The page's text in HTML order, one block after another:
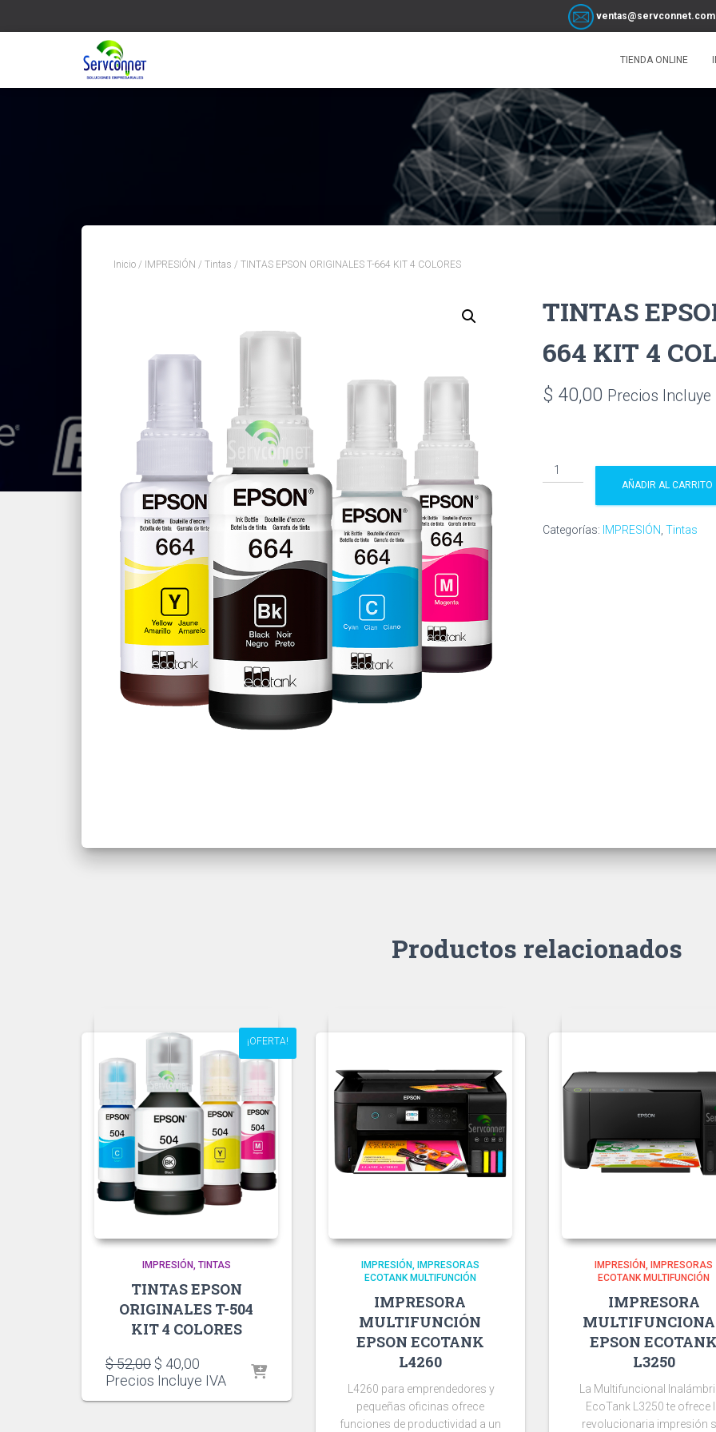
TIENDA ONLINE
Inicio / IMPRESIÓN / Tintas / TINTAS EPSON ORIGINALES T-664 KIT 4 COLORES
TINTAS
664 KIT 4
$ 40,00 Precios Incluye
TINTAS
EPSON
664
AÑADIR AL CARRITO
Categorías: IMPRESIÓN Tintas
Productos relacionados
¡OFERTA!
IMPRESIÓN TINTAS
TINTAS EPSON
ORIGINALES T-504
KIT 4 COLORES
$52,00 El
precio
$ 40,00
precio
Precios Incluye IVA
IMPRESIÓN
IMPRESORAS
ECOTANK MULTIFUNCIÓN
IMPRESORA
MULTIFUNCIÓN
EPSON ECOTANK
L4260
L4260 para emprendedores y
pequeñas oficinas ofrece
funciones de productividad a un
IMPRESIÓN
IMPRESORAS
ECOTANK MULTIFUNCIÓN
IMPRESORA
EPSON
L3250
La Multifuncional
EcoTank L3250 te ofrece
revolucionaria impresión